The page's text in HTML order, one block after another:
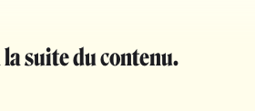
la suite du contenu.